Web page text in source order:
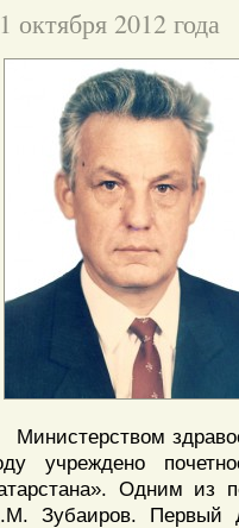
октября 2012 года
учреждено
Одним из
Зубаиров. Первый